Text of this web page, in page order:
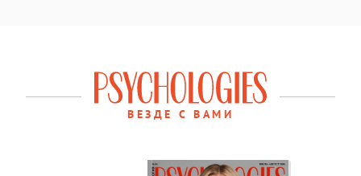
ВЕЗДЕ С ВАМИ